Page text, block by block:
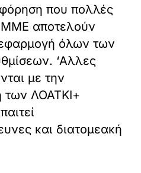
που πολλές
ΜΜΕ αποτελούν
όλων των
‘Αλλες
με την
των ΛΟΑΤΚΙ+
και διατομεακή